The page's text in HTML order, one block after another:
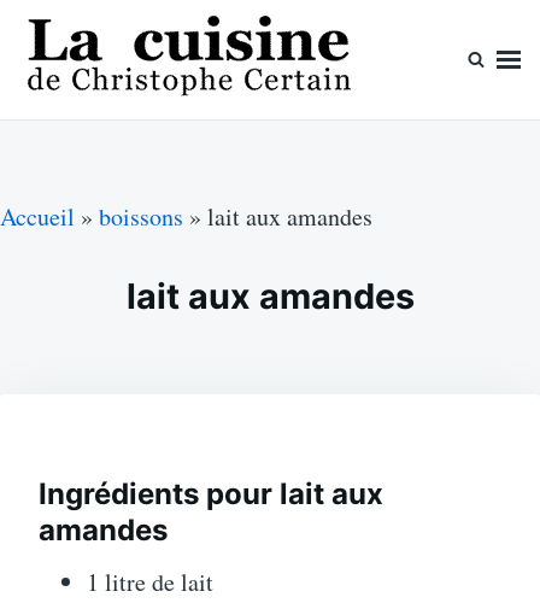
Skip
content
Search
for:
Accueil » boissons » lait aux amandes
lait aux amandes
Ingrédients pour lait aux
amandes
1 litre de lait